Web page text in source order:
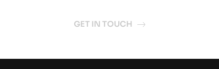
GET IN TOUCH